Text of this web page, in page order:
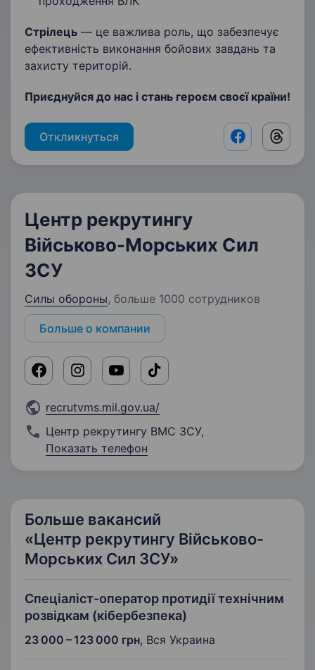
Стрілець — це важлива роль, що забезпечує
ефективність виконання бойових завдань та
захисту територій.
Приєднуйся до нас і стань героєм своєї країни!
Откликнуться Facebook
Центр рекрутингу
Військово-Морських Сил
ЗСУ
Силы обороны, больше 1000 сотрудников
Больше о компании
recrutvms.mil.gov.ua/
Центр рекрутингу ВМС ЗСУ,
Показать телефон
Больше вакансий
«Центр рекрутингу Військово-
Морських Сил ЗСУ»
Спеціаліст-оператор протидії технічним
розвідкам (кібербезпека)
23 000 – 123 000 грн, Вся Украина